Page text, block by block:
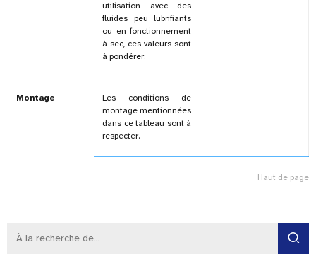
utilisation avec des
fluides peu lubrifiants
ou en fonctionnement
à sec, ces valeurs sont
à pondérer.
Montage
Les conditions de
montage mentionnées
dans ce tableau sont à
respecter.
Haut de page